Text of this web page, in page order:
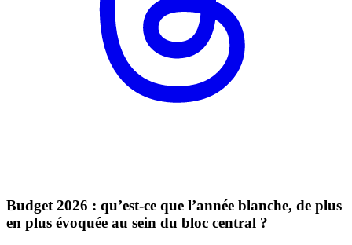
Budget 2026 : qu’est-ce que l’année blanche, de plus
en plus évoquée au sein du bloc central ?